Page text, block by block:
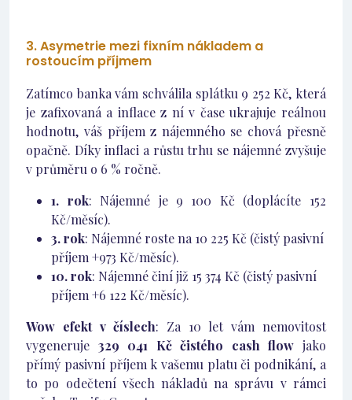
3. Asymetrie mezi fixním nákladem a
rostoucím příjmem
Zatímco banka vám schválila splátku 9 252 Kč, která
je zafixovaná a inflace z ní v čase ukrajuje reálnou
hodnotu, váš příjem z nájemného se chová přesně
opačně. Díky inflaci a růstu trhu se nájemné zvyšuje
v průměru o 6 % ročně.
1. rok: Nájemné je 9 100 Kč (doplácíte 152
Kč/měsíc).
3. rok: Nájemné roste na 10 225 Kč (čistý pasivní
příjem +973 Kč/měsíc).
10. rok: Nájemné činí již 15 374 Kč (čistý pasivní
příjem +6 122 Kč/měsíc).
Wow efekt v číslech: Za 10 let vám nemovitost
vygeneruje 329 041 Kč čistého cash flow jako
přímý pasivní příjem k vašemu platu či podnikání, a
to po odečtení všech nákladů na správu v rámci